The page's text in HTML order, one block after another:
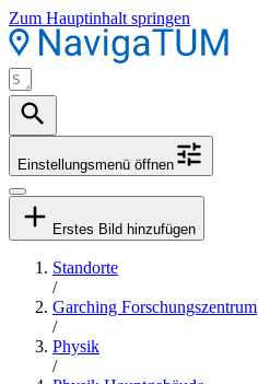
Zum Hauptinhalt springen
Einstellungsmenü öffnen
Erstes Bild hinzufügen
Standorte
/
Garching Forschungszentrum
/
Physik
/